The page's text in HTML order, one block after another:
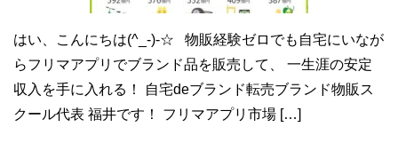
はい、こんにちは(^_-)-☆ 物販経験ゼロでも自宅にいなが
らフリマアプリでブランド品を販売して、 一生涯の安定
収入を手に入れる！ 自宅deブランド転売ブランド物販ス
クール代表 福井です！ フリマアプリ市場 […]